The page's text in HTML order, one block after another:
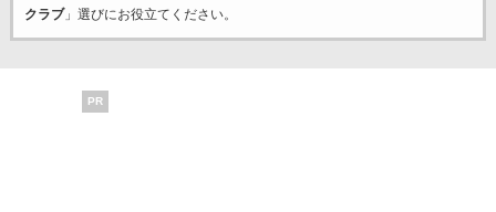
クラブ」選びにお役立てください。
PR